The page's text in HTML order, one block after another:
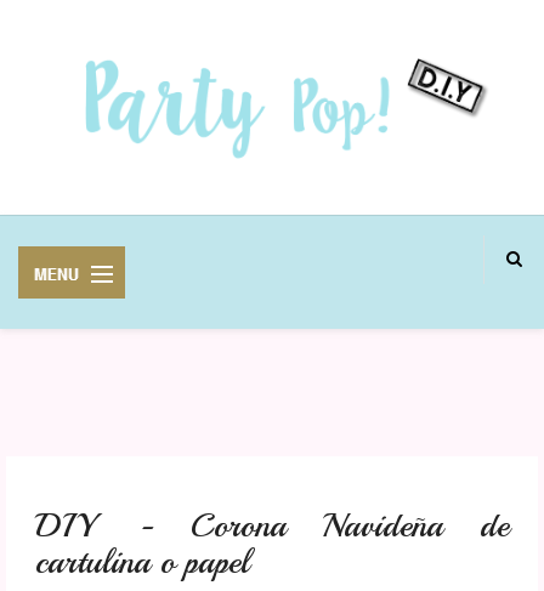
FESTIVIDADES
DIY - Corona Navideña de
cartulina o papel